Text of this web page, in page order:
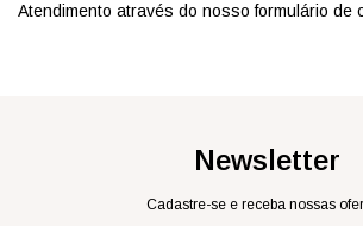
Atendimento através do nosso formulário de
Newsletter
Cadastre-se e receba nossas